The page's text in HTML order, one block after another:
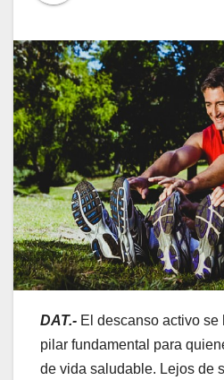
DAT.- El descanso activo se
pilar fundamental para
de vida saludable. Lejos de